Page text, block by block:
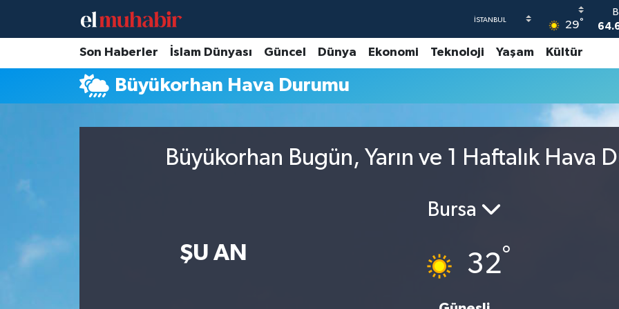
29°
Son Haberler İslam Dünyası Güncel Dünya Ekonomi Teknoloji Yaşam Kültür
Büyükorhan Hava Durumu
Büyükorhan Bugün, Yarın ve 1 Haftalık Hava
ŞU AN
Bursa
32°
Hava Durumu
Trafik Durumu